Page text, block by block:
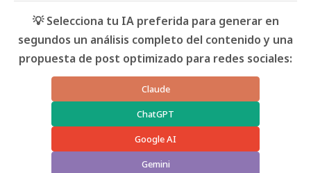
💡 Selecciona tu IA preferida para generar en
segundos un análisis completo del contenido y una
propuesta de post optimizado para redes sociales:
Claude
ChatGPT
Google AI
Gemini